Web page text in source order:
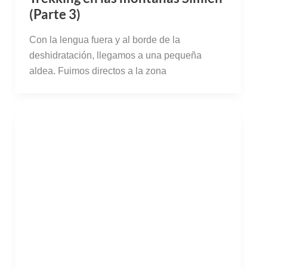
aldea. Fuimos directos a la zona